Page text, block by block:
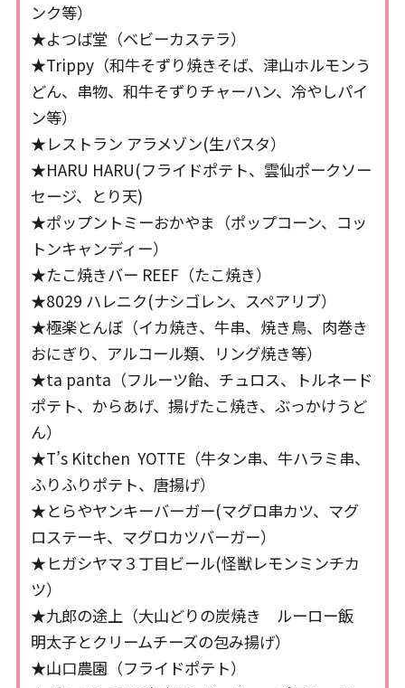
ンク等）
★よつば堂（ベビーカステラ）
★Trippy（和牛そずり焼きそば、津山ホルモンう
どん、串物、和牛そずりチャーハン、冷やしパイ
ン等）
★レストラン アラメゾン(生パスタ）
★HARU HARU(フライドポテト、雲仙ポークソー
セージ、とり天)
★ポップントミーおかやま（ポップコーン、コッ
トンキャンディー）
★たこ焼きバー REEF（たこ焼き）
★8029 ハレニク(ナシゴレン、スペアリブ）
★極楽とんぼ（イカ焼き、牛串、焼き鳥、肉巻き
おにぎり、アルコール類、リング焼き等）
★ta panta（フルーツ飴、チュロス、トルネード
ポテト、からあげ、揚げたこ焼き、ぶっかけうど
ん）
★T’s Kitchen YOTTE（牛タン串、牛ハラミ串、
ふりふりポテト、唐揚げ）
★とらやヤンキーバーガー(マグロ串カツ、マグ
ロステーキ、マグロカツバーガー）
★ヒガシヤマ３丁目ビール(怪獣レモンミンチカ
ツ）
★九郎の途上（大山どりの炭焼き ルーロー飯
明太子とクリームチーズの包み揚げ）
★山口農園（フライドポテト）